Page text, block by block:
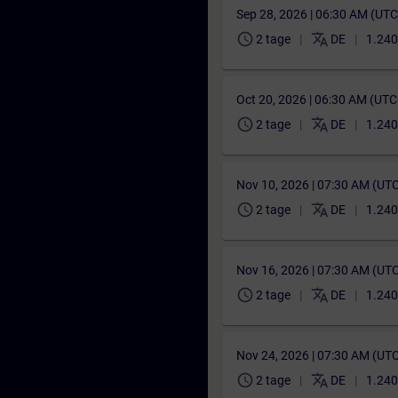
Sep 28, 2026 | 06:30 AM
schedule 2 tage translate DE
Oct 20, 2026 | 06:30 AM
schedule 2 tage translate DE
Nov 10, 2026 | 07:30 AM
schedule 2 tage translate DE
Nov 16, 2026 | 07:30 AM
schedule 2 tage translate DE
Nov 24, 2026 | 07:30 AM
schedule 2 tage translate DE